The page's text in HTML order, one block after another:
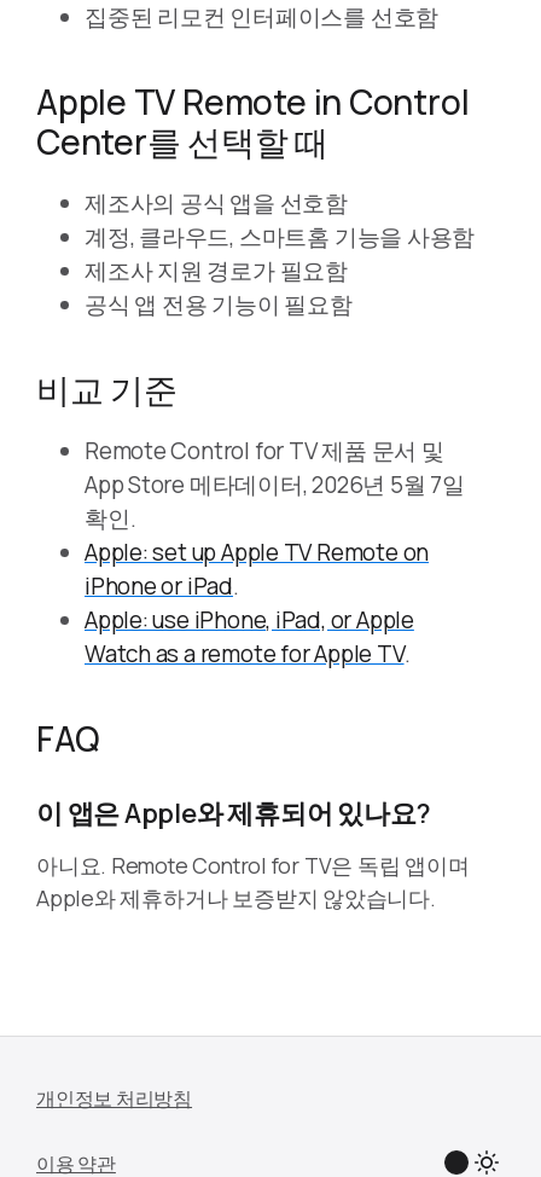
집중된 리모컨 인터페이스를 선호함
Apple TV Remote in Control
Center를 선택할 때
제조사의 공식 앱을 선호함
계정, 클라우드, 스마트홈 기능을 사용함
제조사 지원 경로가 필요함
공식 앱 전용 기능이 필요함
비교 기준
Remote Control for TV 제품 문서 및
App Store 메타데이터, 2026년 5월 7일
확인.
Apple: set up Apple TV Remote on
iPhone or iPad.
Apple: use iPhone, iPad, or Apple
Watch as a remote for Apple TV.
FAQ
이 앱은 Apple와 제휴되어 있나요?
아니요. Remote Control for TV은 독립 앱이며
Apple와 제휴하거나 보증받지 않았습니다.
개인정보 처리방침
이용 약관